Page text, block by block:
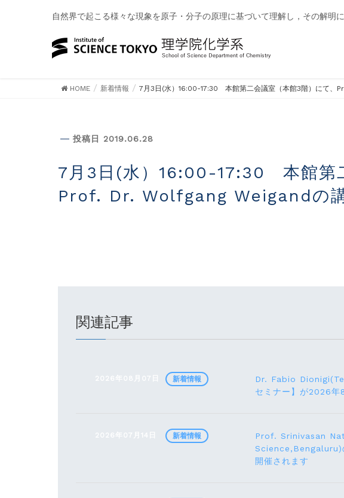
自然界で起こる様々な現象を原子・分子の原理に基づいて理解し，その解明
HOME 新着情報 7月3日(水）16:00-17:30 本館第二会議室（本館3階）にて、
投稿日 2019.06.28
7月3日(水）16:00-17:30 本館第二会議室（本館3階）にて、
Prof. Dr. Wolfgang Weigandの講
関連記事
2026年08月07日
Dr. Fabio
セミナー】が2026
新着情報
2026年07月14日
Prof. Srinivasan
Science,Bengaluru)
開催されます
新着情報